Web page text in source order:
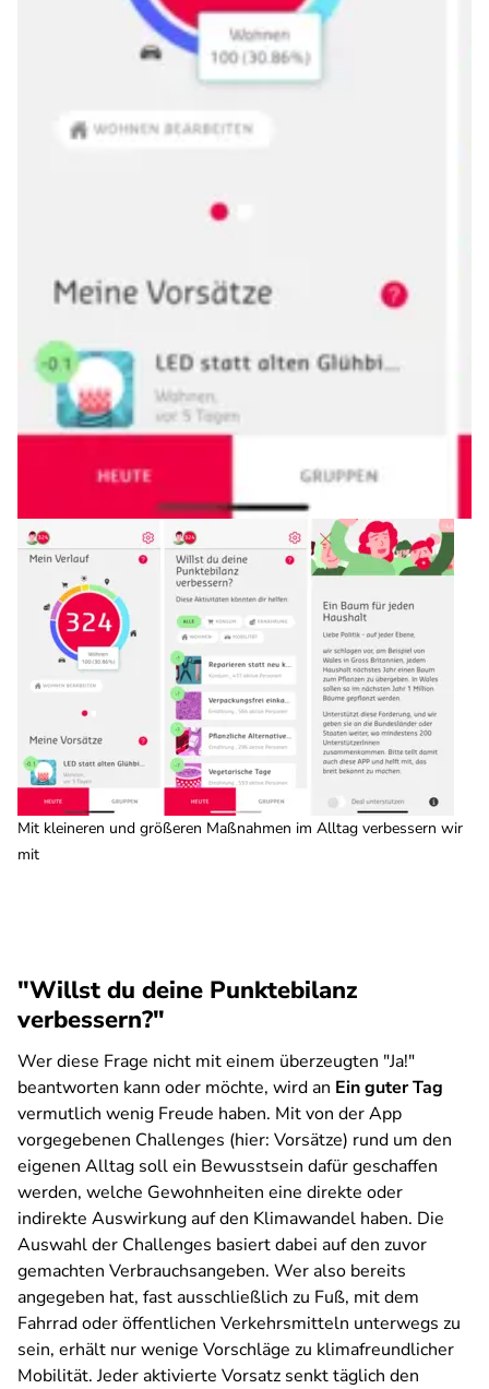
Mit kleineren und größeren Maßnahmen im Alltag verbessern wir
mit
"Willst du deine Punktebilanz
verbessern?"
Wer diese Frage nicht mit einem überzeugten "Ja!"
beantworten kann oder möchte, wird an Ein guter Tag
vermutlich wenig Freude haben. Mit von der App
vorgegebenen Challenges (hier: Vorsätze) rund um den
eigenen Alltag soll ein Bewusstsein dafür geschaffen
werden, welche Gewohnheiten eine direkte oder
indirekte Auswirkung auf den Klimawandel haben. Die
Auswahl der Challenges basiert dabei auf den zuvor
gemachten Verbrauchsangeben. Wer also bereits
angegeben hat, fast ausschließlich zu Fuß, mit dem
Fahrrad oder öffentlichen Verkehrsmitteln unterwegs zu
sein, erhält nur wenige Vorschläge zu klimafreundlicher
Mobilität. Jeder aktivierte Vorsatz senkt täglich den